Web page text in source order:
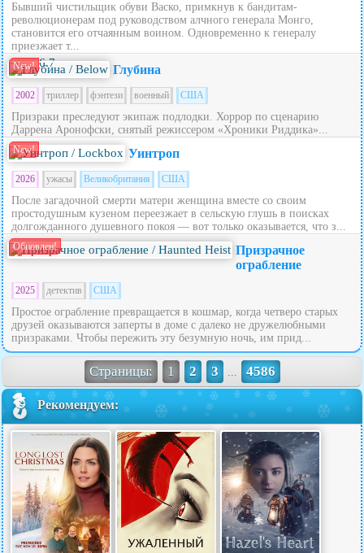
Бывший чистильщик обуви Васко, примкнув к бандитам-
революционерам под руководством алчного генерала Монго,
становится его отчаянным воином. Одновременно к генералу
приезжает т...
New! 6.7 Глубина
2002 триллер фэнтези военный США
Призраки преследуют экипаж подлодки. Хоррор по сценарию
Даррена Аронофски, снятый режиссером «Хроники Риддика»...
New! Уинтроп
2026 ужасы Великобритания США
После загадочной смерти матери женщина вместе со своим
простодушным кузеном переезжает в сельскую глушь в поисках
долгожданного душевного покоя — вот только оказывается, что з...
Обновлен!
Призрачное
ограбление
2025 детектив США
Простое ограбление превращается в кошмар, когда четверо старых
друзей оказываются заперты в доме с далеко не дружелюбными
призраками. Чтобы пережить эту безумную ночь, им прид...
Страницы: 1 2 3 ... 4586
Рекомендуем: